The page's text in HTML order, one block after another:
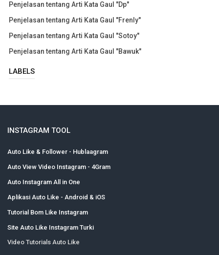
Penjelasan tentang Arti Kata Gaul "Dp"
Penjelasan tentang Arti Kata Gaul "Frenly"
Penjelasan tentang Arti Kata Gaul "Sotoy"
Penjelasan tentang Arti Kata Gaul "Bawuk"
LABELS
INSTAGRAM TOOL
Auto Like & Follower - Hublaagram
Auto View Video Instagram - 4Gram
Auto Instagram All in One
Aplikasi Auto Like - Android & iOS
Tutorial Bom Like Instagram
Site Auto Like Instagram Turki
Video Tutorials Auto Like